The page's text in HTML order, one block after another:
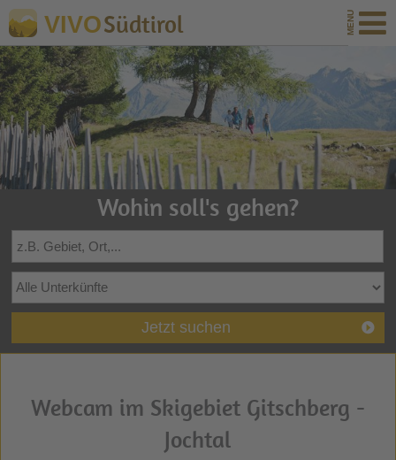
VIVOSüdtirol
Wohin soll's gehen?
Jetzt suchen
Webcam im Skigebiet Gitschberg -
Jochtal